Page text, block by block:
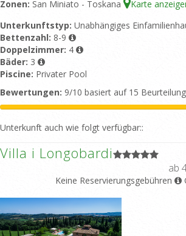
Zonen: San Miniato - Toskana Karte
Unterkunftstyp: Unabhängiges
Bettenzahl: 8-9
Doppelzimmer: 4
Bäder: 3
Piscine: Privater Pool
Bewertungen: 9/10 basiert auf 15 Beurteilung
Unterkunft auch wie folgt verfügbar::
Villa i Longobardi
ab
Keine Reservierungsgebühren